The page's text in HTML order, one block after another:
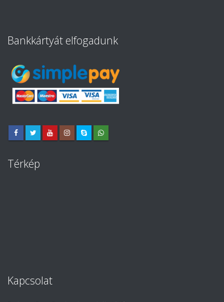
Bankkártyát elfogadunk
Térkép
Kapcsolat